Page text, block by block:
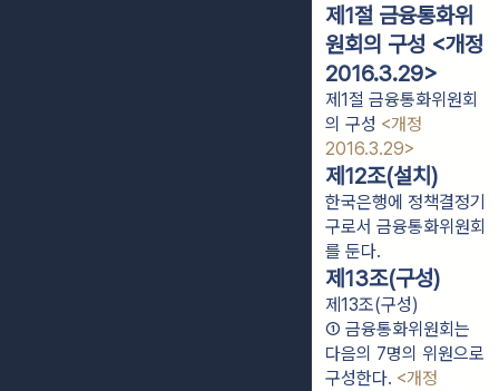
제1절 금융통화위
원회의 구성 <개정
2016.3.29>
제1절 금융통화위원회
의 구성 <개정
2016.3.29>
제12조(설치)
한국은행에 정책결정기
구로서 금융통화위원회
를 둔다.
제13조(구성)
제13조(구성)
① 금융통화위원회는
다음의 7명의 위원으로
구성한다. <개정